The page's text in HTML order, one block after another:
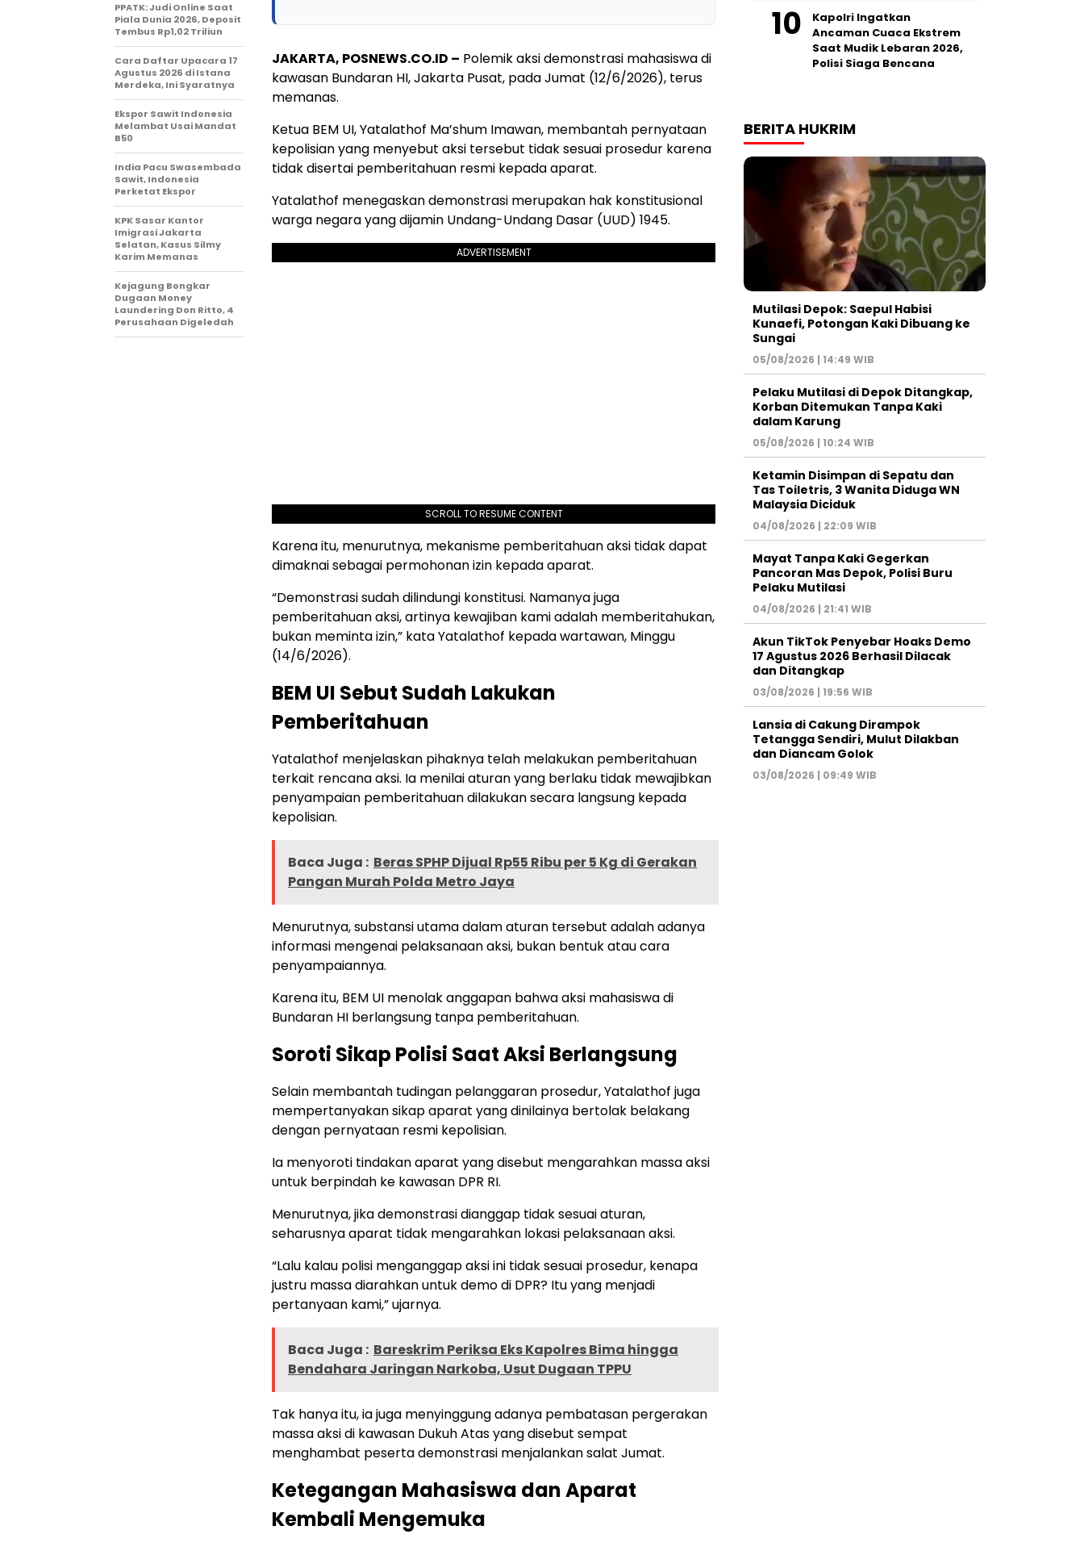
JAKARTA, POSNEWS.CO.ID – Polemik aksi demonstrasi mahasiswa di
kawasan Bundaran HI, Jakarta Pusat, pada Jumat (12/6/2026), terus
memanas.
Ketua BEM UI, Yatalathof Ma’shum Imawan, membantah pernyataan
kepolisian yang menyebut aksi tersebut tidak sesuai prosedur karena
tidak disertai pemberitahuan resmi kepada aparat.
Yatalathof menegaskan demonstrasi merupakan hak konstitusional
warga negara yang dijamin Undang-Undang Dasar (UUD) 1945.
ADVERTISEMENT
SCROLL TO RESUME CONTENT
Karena itu, menurutnya, mekanisme pemberitahuan aksi tidak dapat
dimaknai sebagai permohonan izin kepada aparat.
“Demonstrasi sudah dilindungi konstitusi. Namanya juga
pemberitahuan aksi, artinya kewajiban kami adalah memberitahukan,
bukan meminta izin,” kata Yatalathof kepada wartawan, Minggu
(14/6/2026).
BEM UI Sebut Sudah Lakukan
Pemberitahuan
Yatalathof menjelaskan pihaknya telah melakukan pemberitahuan
terkait rencana aksi. Ia menilai aturan yang berlaku tidak mewajibkan
penyampaian pemberitahuan dilakukan secara langsung kepada
kepolisian.
Baca Juga : Beras SPHP Dijual Rp55 Ribu per 5 Kg di Gerakan
Pangan Murah Polda Metro Jaya
Menurutnya, substansi utama dalam aturan tersebut adalah adanya
informasi mengenai pelaksanaan aksi, bukan bentuk atau cara
penyampaiannya.
Karena itu, BEM UI menolak anggapan bahwa aksi mahasiswa di
Bundaran HI berlangsung tanpa pemberitahuan.
Soroti Sikap Polisi Saat Aksi Berlangsung
Selain membantah tudingan pelanggaran prosedur, Yatalathof juga
mempertanyakan sikap aparat yang dinilainya bertolak belakang
dengan pernyataan resmi kepolisian.
Ia menyoroti tindakan aparat yang disebut mengarahkan massa aksi
untuk berpindah ke kawasan DPR RI.
Menurutnya, jika demonstrasi dianggap tidak sesuai aturan,
seharusnya aparat tidak mengarahkan lokasi pelaksanaan aksi.
“Lalu kalau polisi menganggap aksi ini tidak sesuai prosedur, kenapa
justru massa diarahkan untuk demo di DPR? Itu yang menjadi
pertanyaan kami,” ujarnya.
Baca Juga : Bareskrim Periksa Eks Kapolres Bima hingga
Bendahara Jaringan Narkoba, Usut Dugaan TPPU
Tak hanya itu, ia juga menyinggung adanya pembatasan pergerakan
massa aksi di kawasan Dukuh Atas yang disebut sempat
menghambat peserta demonstrasi menjalankan salat Jumat.
Ketegangan Mahasiswa dan Aparat
Kembali Mengemuka
PPATK: Judi Online Saat
Piala Dunia 2026, Deposit
Tembus Rp1,02 Triliun
Cara Daftar Upacara 17
Agustus 2026 di Istana
Merdeka, Ini Syaratnya
Ekspor Sawit Indonesia
Melambat Usai Mandat
B50
India Pacu Swasembada
Sawit, Indonesia
Perketat Ekspor
KPK Sasar Kantor
Imigrasi Jakarta
Selatan, Kasus Silmy
Karim Memanas
Kejagung Bongkar
Dugaan Money
Laundering Don Ritto, 4
Perusahaan Digeledah
Kapolri Ingatkan
Ancaman Cuaca Ekstrem
Saat Mudik Lebaran 2026,
Polisi Siaga Bencana
BERITA HUKRIM
Mutilasi Depok: Saepul Habisi
Kunaefi, Potongan Kaki Dibuang ke
Sungai
05/08/2026 | 14:49 WIB
Pelaku Mutilasi di Depok Ditangkap,
Korban Ditemukan Tanpa Kaki
dalam Karung
05/08/2026 | 10:24 WIB
Ketamin Disimpan di Sepatu dan
Tas Toiletris, 3 Wanita Diduga WN
Malaysia Diciduk
04/08/2026 | 22:09 WIB
Mayat Tanpa Kaki Gegerkan
Pancoran Mas Depok, Polisi Buru
Pelaku Mutilasi
04/08/2026 | 21:41 WIB
Akun TikTok Penyebar Hoaks Demo
17 Agustus 2026 Berhasil Dilacak
dan Ditangkap
03/08/2026 | 19:56 WIB
Lansia di Cakung Dirampok
Tetangga Sendiri, Mulut Dilakban
dan Diancam Golok
03/08/2026 | 09:49 WIB